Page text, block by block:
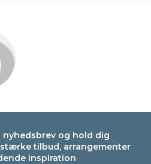
nyhedsbrev og hold dig
tilbud, arrangementer
inspiration